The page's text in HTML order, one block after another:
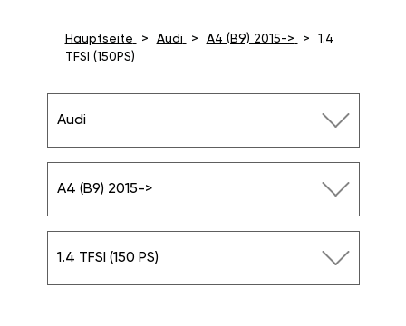
Hauptseite Audi A4 (B9) 2015->
1.4
TFSI (150PS)
Audi
A4 (B9) 2015->
1.4 TFSI (150 PS)